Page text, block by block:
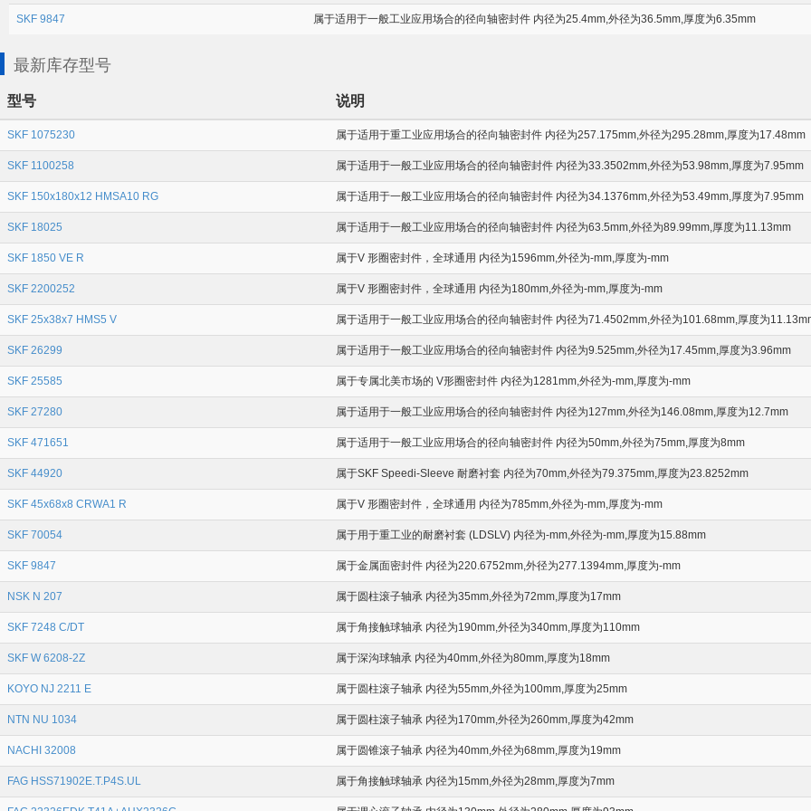
SKF 9847 属于适用于一般工业应用场合的径向轴密封件 内径为25.4mm,外径为36.5mm,厚度为6.35mm
最新库存型号
型号 说明
SKF 1075230 属于适用于重工业应用场合的径向轴密封件 内径为257.175mm,外径为295.28mm,厚度为17.48mm
SKF 1100258 属于适用于一般工业应用场合的径向轴密封件 内径为33.3502mm,外径为53.98mm,厚度为7.95mm
SKF 150x180x12 HMSA10 RG 属于适用于一般工业应用场合的径向轴密封件 内径为34.1376mm,外径为53.49mm,厚度为7.95mm
SKF 18025 属于适用于一般工业应用场合的径向轴密封件 内径为63.5mm,外径为89.99mm,厚度为11.13mm
SKF 1850 VE R 属于V 形圈密封件，全球通用 内径为1596mm,外径为-mm,厚度为-mm
SKF 2200252 属于V 形圈密封件，全球通用 内径为180mm,外径为-mm,厚度为-mm
SKF 25x38x7 HMS5 V 属于适用于一般工业应用场合的径向轴密封件 内径为71.4502mm,外径为101.68mm,厚度为
SKF 26299 属于适用于一般工业应用场合的径向轴密封件 内径为9.525mm,外径为17.45mm,厚度为3.96mm
SKF 25585 属于专属北美市场的 V形圈密封件 内径为1281mm,外径为-mm,厚度为-mm
SKF 27280 属于适用于一般工业应用场合的径向轴密封件 内径为127mm,外径为146.08mm,厚度为12.7mm
SKF 471651 属于适用于一般工业应用场合的径向轴密封件 内径为50mm,外径为75mm,厚度为8mm
SKF 44920 属于SKF Speedi-Sleeve 耐磨衬套 内径为70mm,外径为79.375mm,厚度为23.8252mm
SKF 45x68x8 CRWA1 R 属于V 形圈密封件，全球通用 内径为785mm,外径为-mm,厚度为-mm
SKF 70054 属于用于重工业的耐磨衬套 (LDSLV) 内径为-mm,外径为-mm,厚度为15.88mm
SKF 9847 属于金属面密封件 内径为220.6752mm,外径为277.1394mm,厚度为-mm
NSK N 207 属于圆柱滚子轴承 内径为35mm,外径为72mm,厚度为17mm
SKF 7248 C/DT 属于角接触球轴承 内径为190mm,外径为340mm,厚度为110mm
SKF W 6208-2Z 属于深沟球轴承 内径为40mm,外径为80mm,厚度为18mm
KOYO NJ 2211 E 属于圆柱滚子轴承 内径为55mm,外径为100mm,厚度为25mm
NTN NU 1034 属于圆柱滚子轴承 内径为170mm,外径为260mm,厚度为42mm
NACHI 32008 属于圆锥滚子轴承 内径为40mm,外径为68mm,厚度为19mm
FAG HSS71902E.T.P4S.UL 属于角接触球轴承 内径为15mm,外径为28mm,厚度为7mm